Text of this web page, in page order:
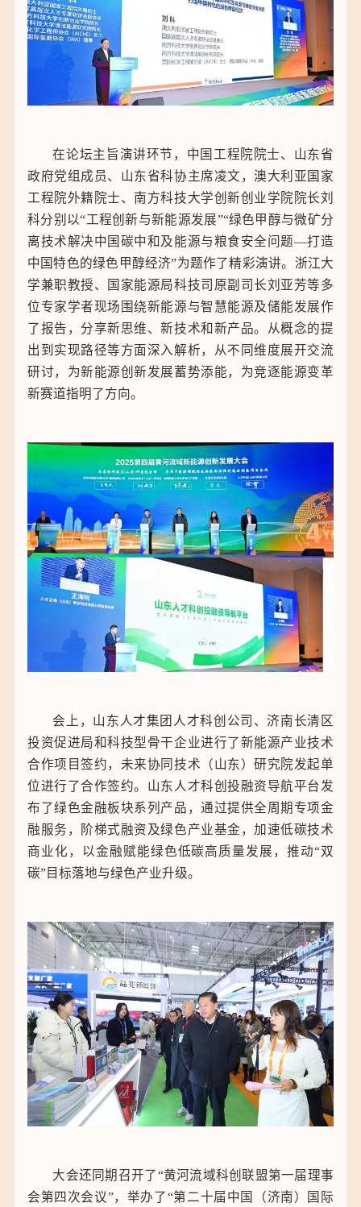
在论坛主旨演讲环节，中国工程院院士、山东省
政府党组成员、山东省科协主席凌文，澳大利亚国家
工程院外籍院士、南方科技大学创新创业学院院长刘
科分别以“工程创新与新能源发展”“绿色甲醇与微矿分
离技术解决中国碳中和及能源与粮食安全问题—打造
中国特色的绿色甲醇经济”为题作了精彩演讲。浙江大
学兼职教授、国家能源局科技司原副司长刘亚芳等多
位专家学者现场围绕新能源与智慧能源及储能发展作
了报告，分享新思维、新技术和新产品。从概念的提
出到实现路径等方面深入解析，从不同维度展开交流
研讨，为新能源创新发展蓄势添能，为竞逐能源变革
新赛道指明了方向。
会上，山东人才集团人才科创公司、济南长清区
投资促进局和科技型骨干企业进行了新能源产业技术
合作项目签约，未来协同技术（山东）研究院发起单
位进行了合作签约。山东人才科创投融资导航平台发
布了绿色金融板块系列产品，通过提供全周期专项金
融服务，阶梯式融资及绿色产业基金，加速低碳技术
商业化，以金融赋能绿色低碳高质量发展，推动“双
碳”目标落地与绿色产业升级。
大会还同期召开了“黄河流域科创联盟第一届理事
会第四次会议”，举办了“第二十届中国（济南）国际